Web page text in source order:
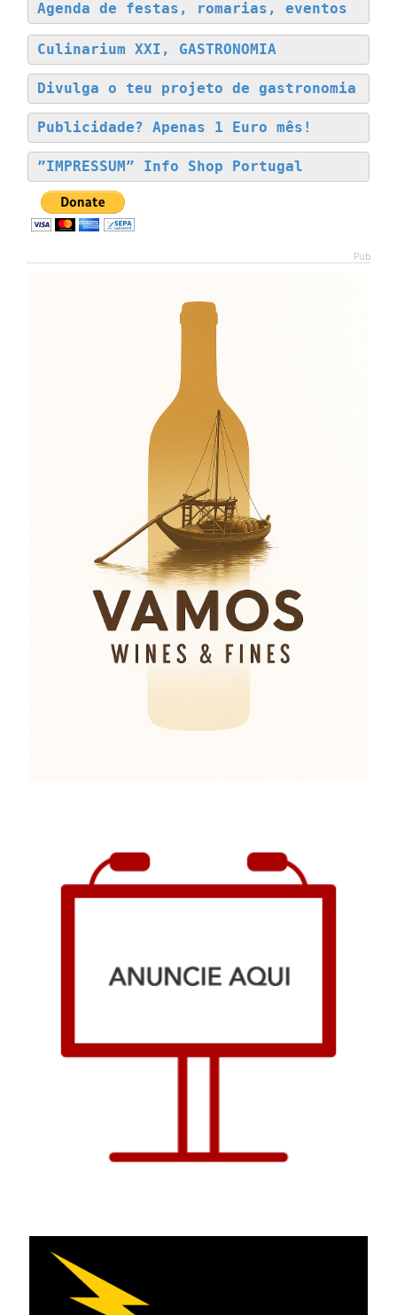
Agenda de festas, romarias, eventos
Culinarium XXI, GASTRONOMIA
Divulga o teu projeto de gastronomia
Publicidade? Apenas 1 Euro mês!
”IMPRESSUM” Info Shop Portugal
Pub